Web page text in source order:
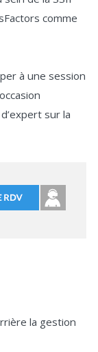
comme
à une session
sur la
la gestion